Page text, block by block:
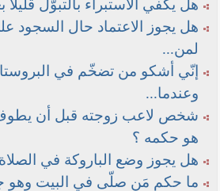
هل يكفي الاستبراء بالتبوّل قليلاً
هل يجوز الاعتماد حال السجود
لمن...
إنّي أشكو من تضخّم في
وعندما...
شخص لاعب زوجته قبل أن
هو حكمه ؟
هل يجوز وضع الباروكة في
ما حكم مَن صلّى في البيت وهو